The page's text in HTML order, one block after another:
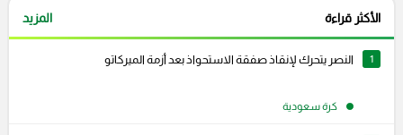
الأكثر قراءة المزيد
1 النصر يتحرك لإنقاذ صفقة الاستحواذ بعد أزمة الميركاتو
كرة سعودية